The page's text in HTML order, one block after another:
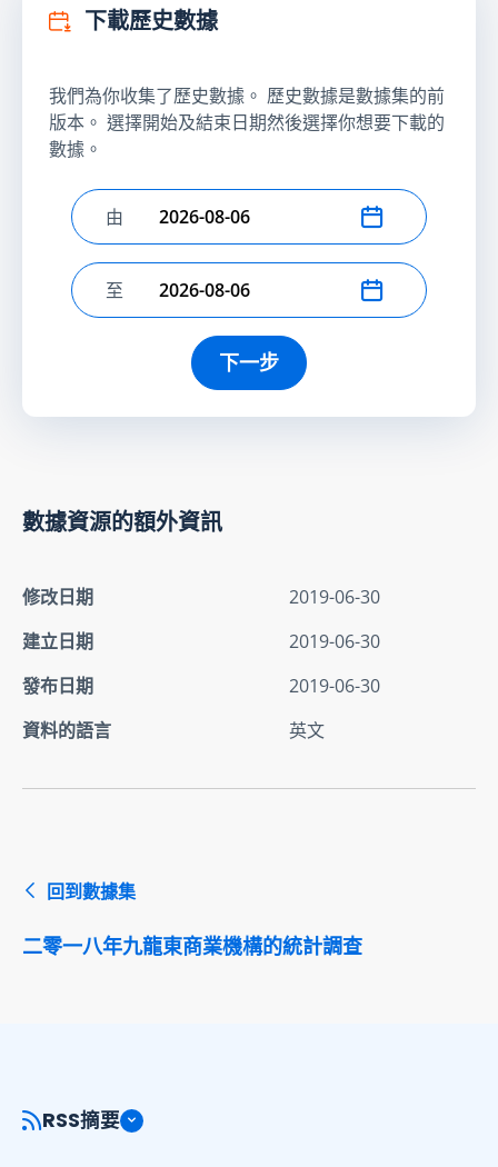
下載歷史數據
我們為你收集了歷史數據。 歷史數據是數據集的前
版本。 選擇開始及結束日期然後選擇你想要下載的
數據。
選擇開始日期
由
選擇結束日期
至
下一步
數據資源的額外資訊
修改日期
2019-06-30
建立日期
2019-06-30
發布日期
2019-06-30
資料的語言
英文
回到數據集
二零一八年九龍東商業機構的統計調查
RSS摘要